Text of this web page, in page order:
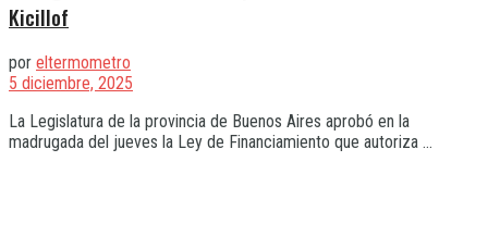
Kicillof
por eltermometro
5 diciembre, 2025
La Legislatura de la provincia de Buenos Aires aprobó en la
madrugada del jueves la Ley de Financiamiento que autoriza ...